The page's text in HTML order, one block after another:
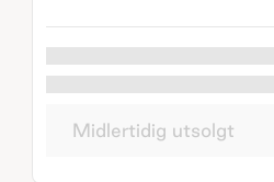
Midlertidig utsolgt